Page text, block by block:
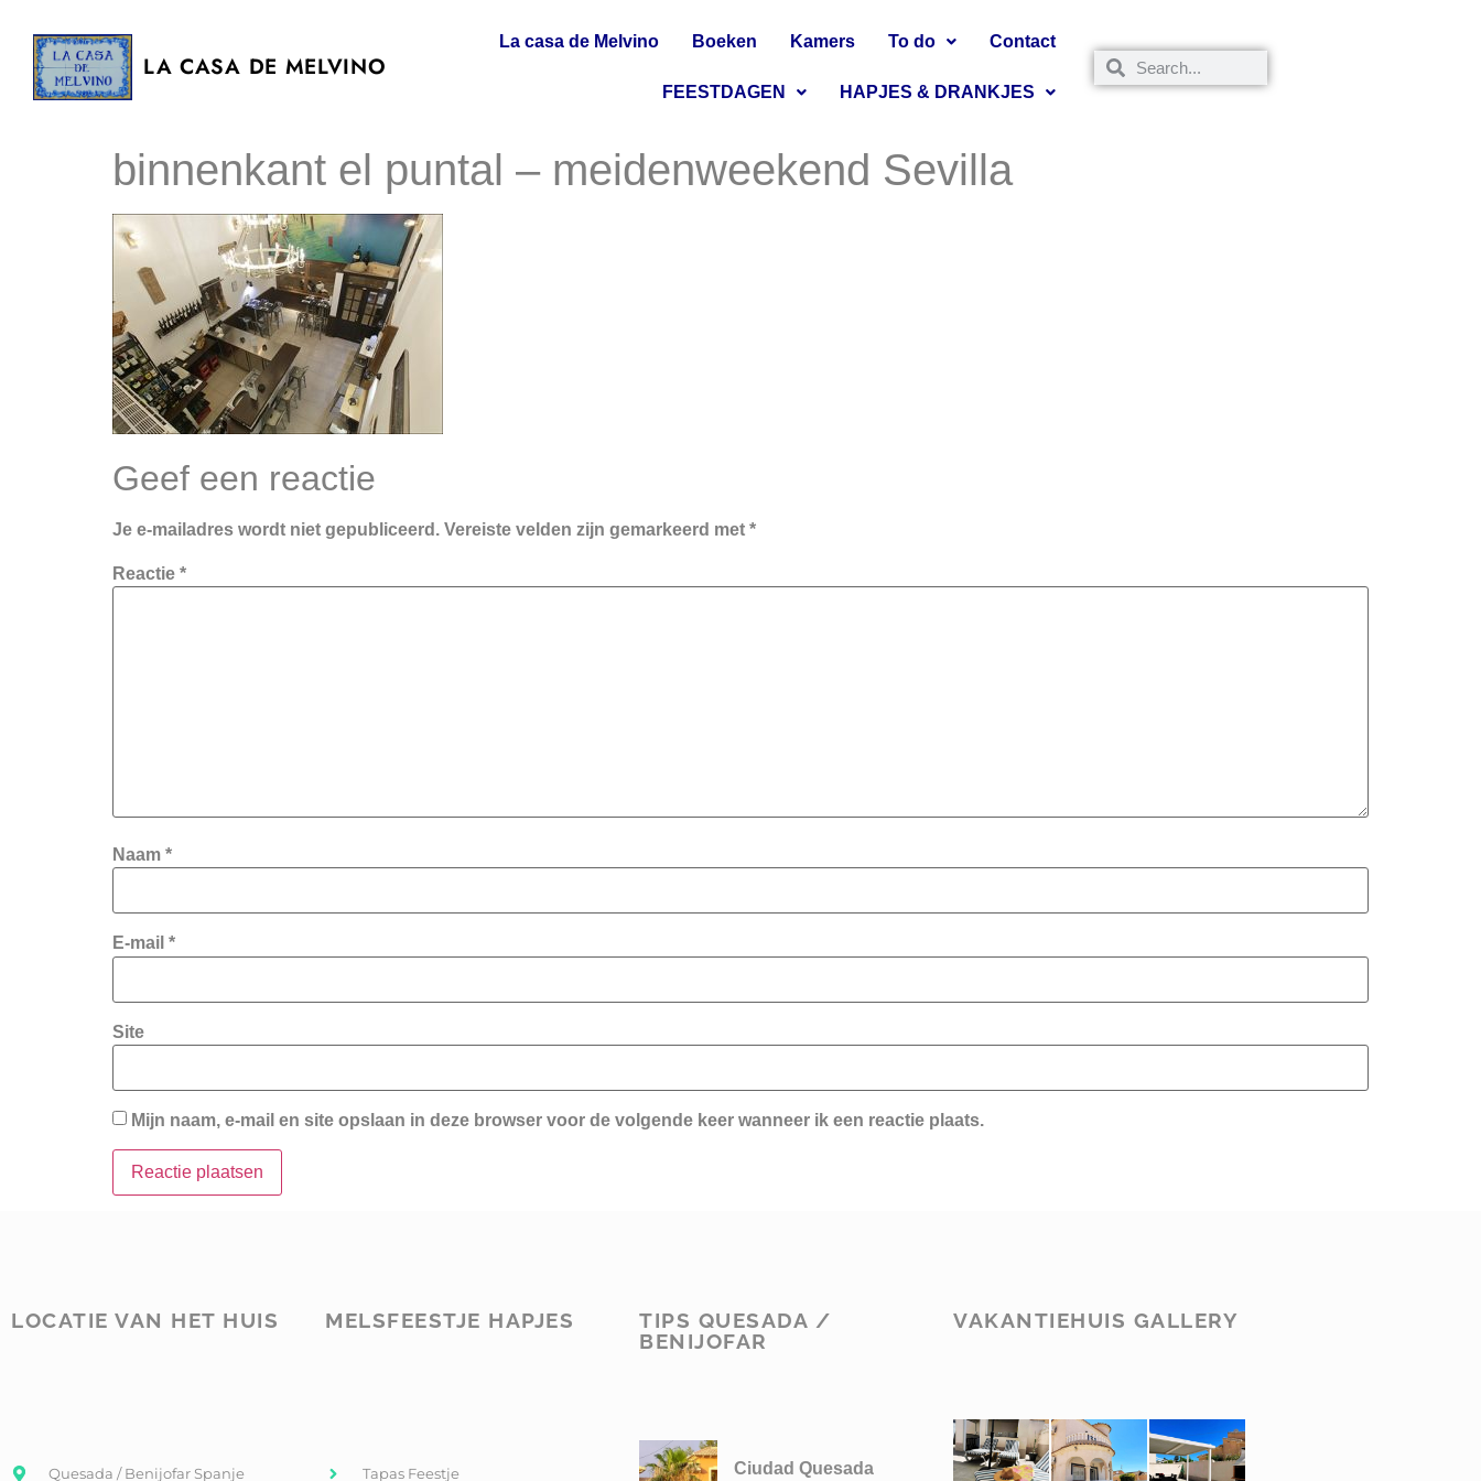
LA CASA DE MELVINO
La casa de Melvino Boeken Kamers To do Contact
FEESTDAGEN HAPJES & DRANKJES
binnenkant el puntal – meidenweekend Sevilla
Geef een reactie
Je e-mailadres wordt niet gepubliceerd. Vereiste velden zijn gemarkeerd met *
Reactie *
Naam *
E-mail *
Site
Mijn naam, e-mail en site opslaan in deze browser voor de volgende keer wanneer ik een reactie plaats.
LOCATIE VAN HET HUIS
Quesada / Benijofar Spanje
MELSFEESTJE HAPJES
Tapas Feestje
TIPS QUESADA /
BENIJOFAR
Ciudad Quesada
VAKANTIEHUIS GALLERY